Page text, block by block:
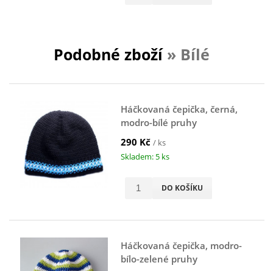
Podobné zboží » Bílé
Háčkovaná čepička, černá,
modro-bílé pruhy
290 Kč / ks
Skladem: 5 ks
DO KOŠÍKU
Háčkovaná čepička, modro-
bílo-zelené pruhy